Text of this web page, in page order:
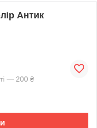
Антик
— 200 ₴